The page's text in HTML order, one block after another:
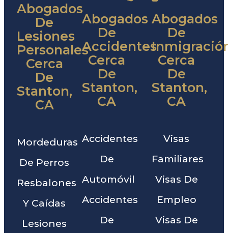
Abogados
De
Lesiones
Personales
Cerca
De
Stanton,
CA
Mordeduras
De Perros
Resbalones
Y Caídas
Lesiones
Abogados
De
Accidentes
Cerca
De
Stanton,
CA
Accidentes
De
Automóvil
Accidentes
De
Abogados
De
Cerca
De
Stanton,
CA
Visas
Familiares
Visas De
Empleo
Visas De